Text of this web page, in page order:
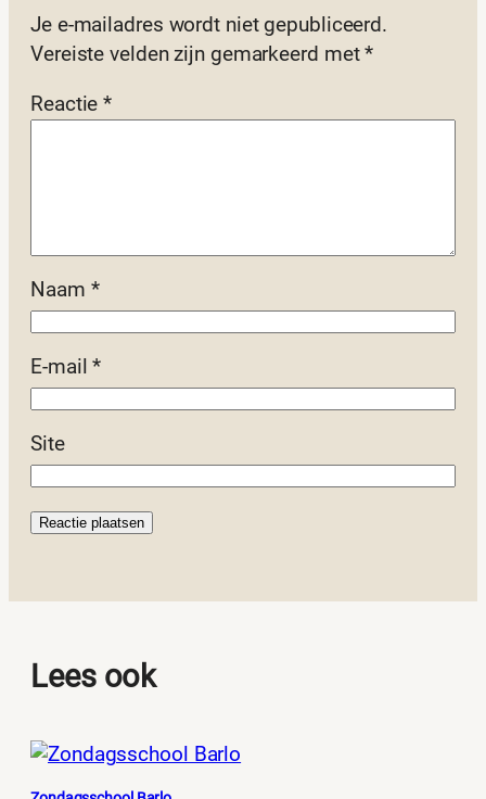
Je e-mailadres wordt niet gepubliceerd.
Vereiste velden zijn gemarkeerd met*
Reactie*
Naam *
E-mail*
Site
Lees ook